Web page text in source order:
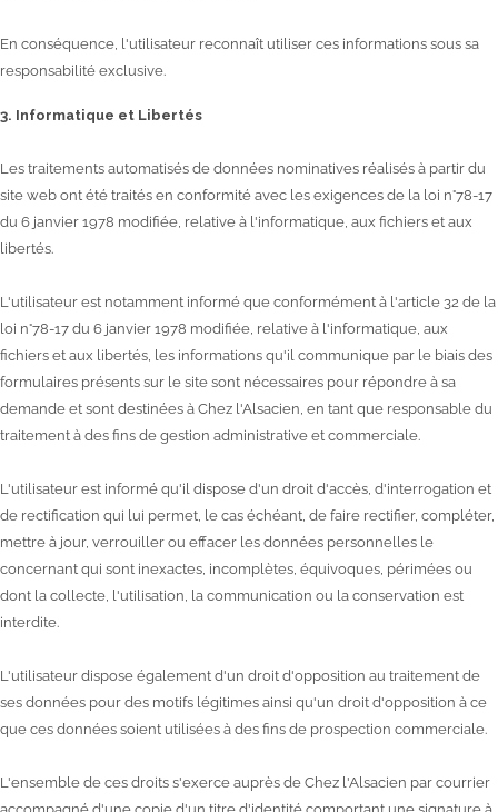
En conséquence, l'utilisateur reconnaît utiliser ces informations sous sa
responsabilité exclusive.
3. Informatique et Libertés
Les traitements automatisés de données nominatives réalisés à partir du
site web ont été traités en conformité avec les exigences de la loi n°78-17
du 6 janvier 1978 modifiée, relative à l'informatique, aux fichiers et aux
libertés.
L'utilisateur est notamment informé que conformément à l'article 32 de la
loi n°78-17 du 6 janvier 1978 modifiée, relative à l'informatique, aux
fichiers et aux libertés, les informations qu'il communique par le biais des
formulaires présents sur le site sont nécessaires pour répondre à sa
demande et sont destinées à Chez l'Alsacien, en tant que responsable du
traitement à des fins de gestion administrative et commerciale.
L'utilisateur est informé qu'il dispose d'un droit d'accès, d'interrogation et
de rectification qui lui permet, le cas échéant, de faire rectifier, compléter,
mettre à jour, verrouiller ou effacer les données personnelles le
concernant qui sont inexactes, incomplètes, équivoques, périmées ou
dont la collecte, l'utilisation, la communication ou la conservation est
interdite.
L'utilisateur dispose également d'un droit d'opposition au traitement de
ses données pour des motifs légitimes ainsi qu'un droit d'opposition à ce
que ces données soient utilisées à des fins de prospection commerciale.
L'ensemble de ces droits s'exerce auprès de Chez l'Alsacien par courrier